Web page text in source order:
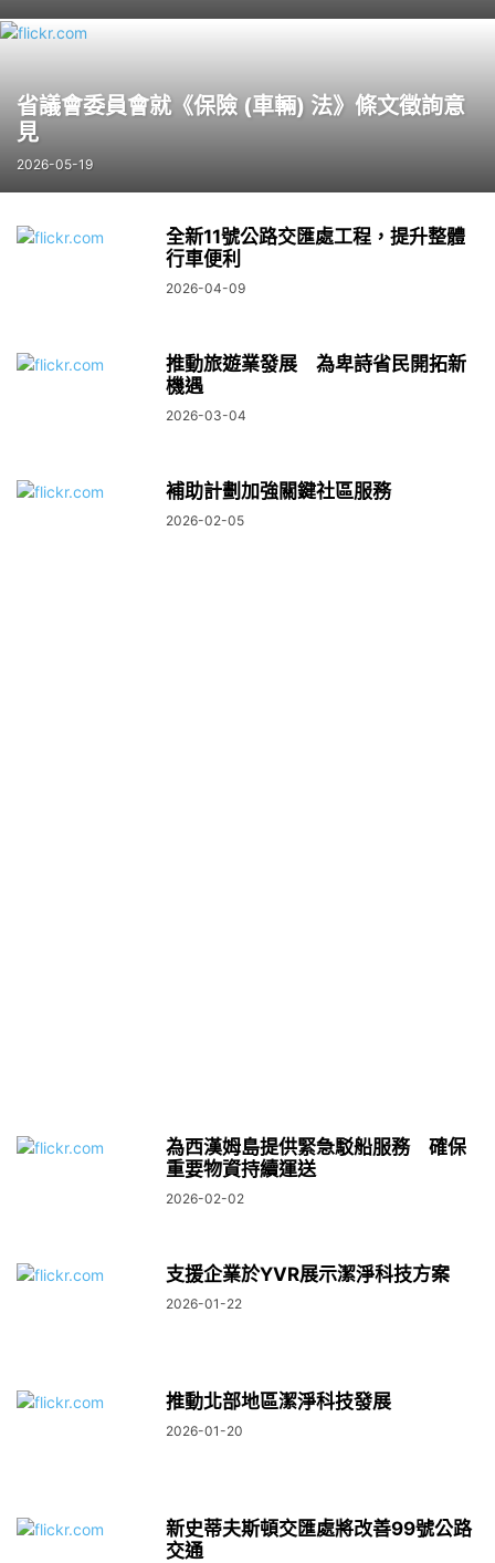
省議會委員會就《保險 (車輛) 法》條文徵詢意
見
2026-05-19
全新11號公路交匯處工程，提升整體
行車便利
2026-04-09
推動旅遊業發展 為卑詩省民開拓新
機遇
2026-03-04
補助計劃加強關鍵社區服務
2026-02-05
為西漢姆島提供緊急駁船服務 確保
重要物資持續運送
2026-02-02
支援企業於YVR展示潔淨科技方案
2026-01-22
推動北部地區潔淨科技發展
2026-01-20
新史蒂夫斯頓交匯處將改善99號公路
交通